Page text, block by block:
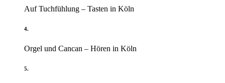
Auf Tuchfühlung – Tasten in Köln
4.
Orgel und Cancan – Hören in Köln
5.